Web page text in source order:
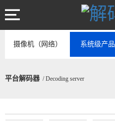
摄像机（网络） 系统级产品
平台解码器 / Decoding server